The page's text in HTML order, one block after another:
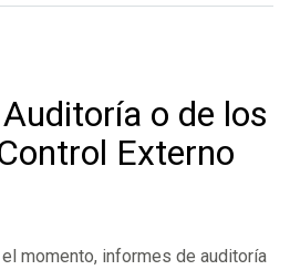
o de los
Externo
momento, informes de auditoría